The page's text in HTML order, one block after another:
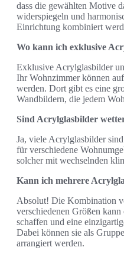
dass die gewählten Motive
widerspiegeln und
Einrichtung kombiniert
Wo kann ich exklusive
Exklusive Acrylglasbilder
Ihr Wohnzimmer können
werden. Dort gibt es eine
Wandbildern, die jedem
Sind Acrylglasbilder
Ja, viele Acrylglasbilder
für verschiedene
solcher mit wechselnden
Kann ich mehrere
Absolut! Die Kombination
verschiedenen Größen
schaffen und eine
Dabei können sie als
arrangiert werden.